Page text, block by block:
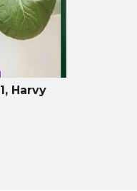
Harvy